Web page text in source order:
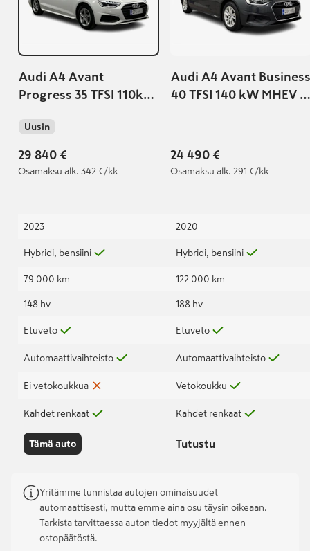
Audi A4 Avant
Progress 35 TFSI 110kW
Uusin
29 840 €
Osamaksu alk. 342 €/kk
2023
Hybridi, bensiini
79 000 km
148 hv
Etuveto
Automaattivaihteisto
Ei vetokoukkua
Kahdet renkaat
Tämä auto
Audi A4 Avant Business
40 TFSI 140 kW MHEV S
Lämmitin |
24 490 €
Osamaksu alk. 291 €/kk
2020
Hybridi, bensiini
122 000 km
188 hv
Etuveto
Automaattivaihteisto
Vetokoukku
Kahdet renkaat
Tutustu
Yritämme tunnistaa autojen ominaisuudet
automaattisesti, mutta emme aina osu täysin oikeaan.
Tarkista tarvittaessa auton tiedot myyjältä ennen
ostopäätöstä.